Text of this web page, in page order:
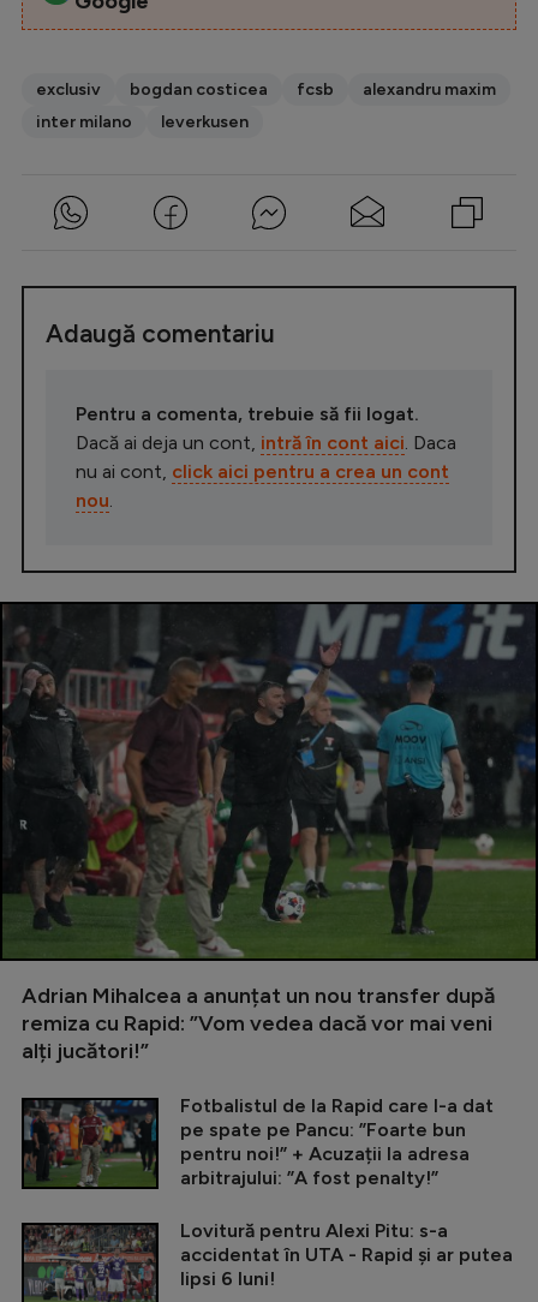
exclusiv bogdan costicea fcsb
alexandru maxim
inter milano
leverkusen
Adaugă comentariu
Pentru a comenta, trebuie să fii logat.
Dacă ai deja un cont, intră în cont aici. Daca
nu ai cont, click aici pentru a crea un cont
nou.
Adrian Mihalcea a anunțat un nou transfer după
remiza cu Rapid: ”Vom vedea dacă vor mai veni
alți jucători!”
Fotbalistul de la Rapid care l-a dat
pe spate pe Pancu: ”Foarte bun
pentru noi!” + Acuzații la adresa
arbitrajului: ”A fost penalty!”
Lovitură pentru Alexi Pitu: s-a
accidentat în UTA - Rapid și ar putea
lipsi 6 luni!